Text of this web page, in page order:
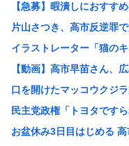
大物アニメ監督たち「鬼
【祝】日本政府、東京大
【速報】デジモン、なぜ
西武・児玉亮涼が1軍合
【悲報】 メディアが使う
【朗報】メンヘラ女の子
「玉城デニー知事を支え
【急募】暇潰しにおすす
片山さつき、高市反逆罪
イラストレーター「猫の
【動画】高市早苗さん、
口を開けたマッコウクジ
民主党政権「トヨタです
お盆休み3日目はじめる